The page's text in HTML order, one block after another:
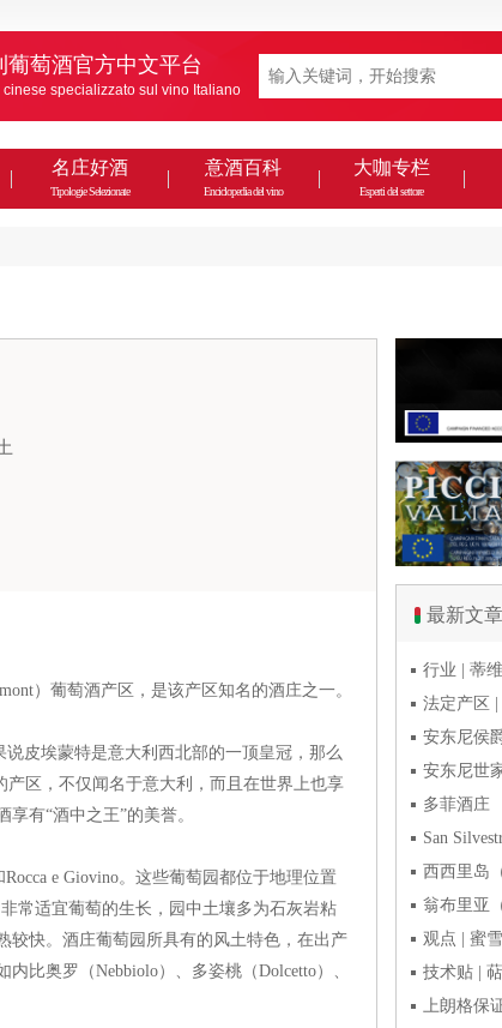
葡萄酒官方中文平台
cinese specializzato sul vino Italiano
名庄好酒
Tipologie Selezionate
意酒百科
Enciclopedia del vino
大咖专栏
Esperti del settore
）葡萄酒产区，是该产区知名的酒庄之一。
皮埃蒙特是意大利西北部的一顶皇冠，那么
产区，不仅闻名于意大利，而且在世界上也享
有“酒中之王”的美誉。
e Giovino。这些葡萄园都位于地理位置
常适宜葡萄的生长，园中土壤多为石灰岩粘
较快。酒庄葡萄园所具有的风土特色，在出产
比奥罗（Nebbiolo）、多姿桃（Dolcetto）、
最新文
安东尼侯
安东尼世
多菲酒庄
San
西西里岛
翁布里亚